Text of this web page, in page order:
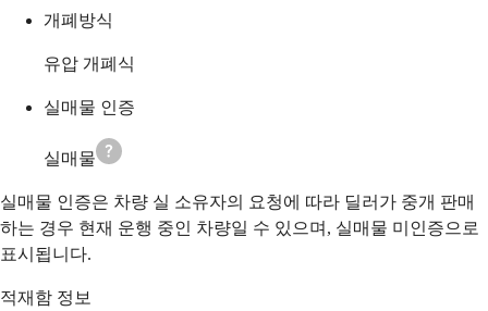
개폐방식
유압 개폐식
실매물 인증
실매물
실매물 인증은 차량 실 소유자의 요청에 따라 딜러가 중개 판매
하는 경우 현재 운행 중인 차량일 수 있으며, 실매물 미인증으로
표시됩니다.
적재함 정보